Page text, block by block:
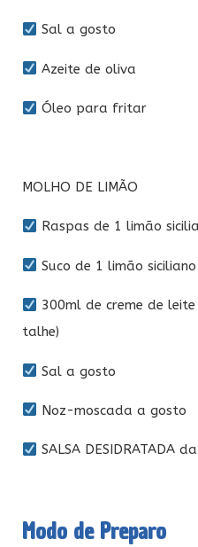
Sal a gosto
Azeite de oliva
Óleo para fritar
MOLHO DE LIMÃO
Raspas de 1 limão
Suco de 1 limão siciliano
300ml de creme de
talhe)
Sal a gosto
Noz-moscada a gosto
SALSA DESIDRATADA
Modo de Preparo